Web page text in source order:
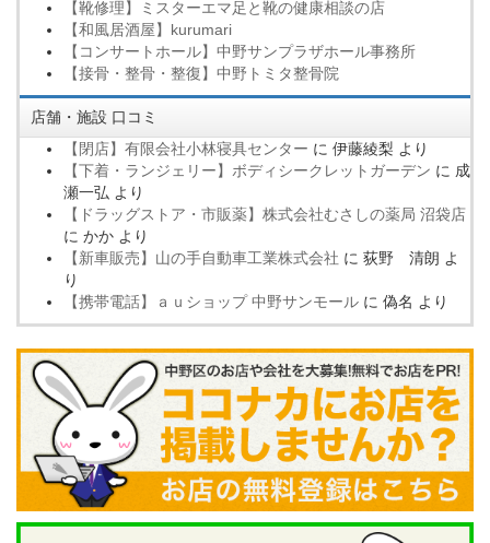
【靴修理】ミスターエマ足と靴の健康相談の店
【和風居酒屋】kurumari
【コンサートホール】中野サンプラザホール事務所
【接骨・整骨・整復】中野トミタ整骨院
店舗・施設 口コミ
【閉店】有限会社小林寝具センター に 伊藤綾梨 より
【下着・ランジェリー】ボディシークレットガーデン に 成
瀬一弘 より
【ドラッグストア・市販薬】株式会社むさしの薬局 沼袋店
に かか より
【新車販売】山の手自動車工業株式会社 に 荻野 清朗 よ
り
【携帯電話】ａｕショップ 中野サンモール に 偽名 より